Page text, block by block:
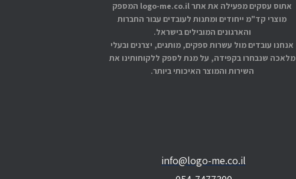
אתוס עסקים מפעילה את אתר logo-me.co.il המספק
מוצרי קד"מ ייחודים ומתנות לעובדים עבור החברות
והארגונים המובילים בישראל.
אנחנו עובדים מול עשרות ספקים, מותגים, יצרנים ובעלי
מלאכה שנבחרו בקפידה, על מנת לספק ללקוחותינו את
השירות והמוצר האיכותי ביותר.
info@logo-me.co.il